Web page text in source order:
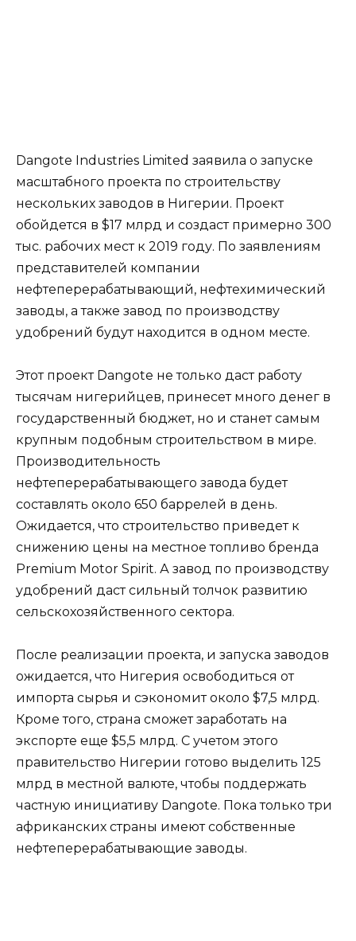
Dangote Industries Limited заявила о запуске
масштабного проекта по строительству
нескольких заводов в Нигерии. Проект
обойдется в $17 млрд и создаст примерно 300
тыс. рабочих мест к 2019 году. По заявлениям
представителей компании
нефтеперерабатывающий, нефтехимический
заводы, а также завод по производству
удобрений будут находится в одном месте.
Этот проект Dangote не только даст работу
тысячам нигерийцев, принесет много денег в
государственный бюджет, но и станет самым
крупным подобным строительством в мире.
Производительность
нефтеперерабатывающего завода будет
составлять около 650 баррелей в день.
Ожидается, что строительство приведет к
снижению цены на местное топливо бренда
Premium Motor Spirit. А завод по производству
удобрений даст сильный толчок развитию
сельскохозяйственного сектора.
После реализации проекта, и запуска заводов
ожидается, что Нигерия освободиться от
импорта сырья и сэкономит около $7,5 млрд.
Кроме того, страна сможет заработать на
экспорте еще $5,5 млрд. С учетом этого
правительство Нигерии готово выделить 125
млрд в местной валюте, чтобы поддержать
частную инициативу Dangote. Пока только три
африканских страны имеют собственные
нефтеперерабатывающие заводы.